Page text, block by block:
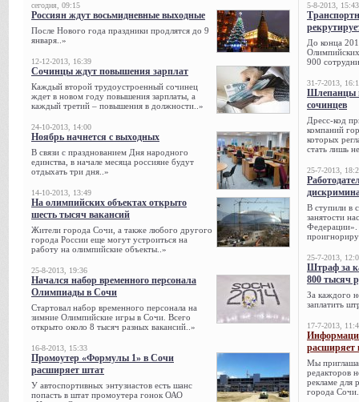
сегодня, 09:15
Россиян ждут восьмидневные выходные
После Нового года праздники продлятся до 9
января..»
12-12-2013, 16:39
Сочинцы ждут повышения зарплат
Каждый второй трудоустроенный сочинец
ждет в новом году повышения зарплаты, а
каждый третий – повышения в должности..»
24-10-2013, 14:00
Ноябрь начнется с выходных
В связи с празднованием Дня народного
единства, в начале месяца россияне будут
отдыхать три дня..»
14-10-2013, 13:49
На олимпийских объектах открыто
шесть тысяч вакансий
Жители города Сочи, а также любого другого
города России еще могут устроиться на
работу на олимпийские объекты..»
25-8-2013, 19:36
Начался набор временного персонала
Олимпиады в Сочи
Стартовал набор временного персонала на
зимние Олимпийские игры в Сочи. Всего
открыто около 8 тысяч разных вакансий..»
16-8-2013, 15:33
Промоутер «Формулы 1» в Сочи
расширяет штат
У автоспортивных энтузиастов есть шанс
попасть в штат промоутера гонок ОАО
5-8-2013, 15:43
До конца
900
31-7-2013,
Шлепанцы
сочинцев
Дресс-код
компаний
которых
стать лишь
25-7-2013,
В ступили в
занятости
Федерации».
25-7-2013,
Штраф за
800 тысяч
За каждого
заплатить
17-7-2013,
расширяет
Мы
редакторов
рекламе для
города